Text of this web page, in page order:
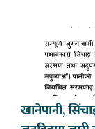
खानेपानी,